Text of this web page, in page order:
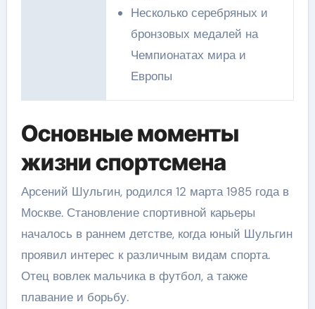
Несколько серебряных и
бронзовых медалей на
Чемпионатах мира и
Европы
Основные моменты
жизни спортсмена
Арсений Шульгин, родился 12 марта 1985 года в
Москве. Становление спортивной карьеры
началось в раннем детстве, когда юный Шульгин
проявил интерес к различным видам спорта.
Отец вовлек мальчика в футбол, а также
плавание и борьбу.